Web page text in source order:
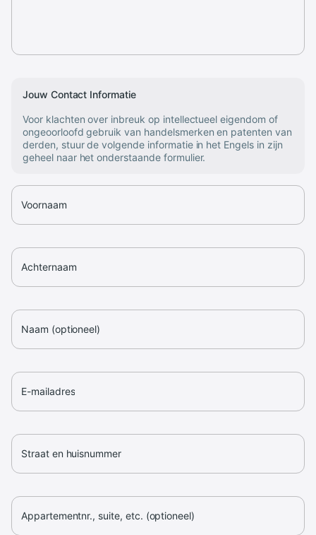
Jouw Contact Informatie
Voor klachten over inbreuk op intellectueel eigendom of
ongeoorloofd gebruik van handelsmerken en patenten van
derden, stuur de volgende informatie in het Engels in zijn
geheel naar het onderstaande formulier.
Voornaam
Achternaam
Naam (optioneel)
E-mailadres
Straat en huisnummer
Appartementnr., suite, etc. (optioneel)